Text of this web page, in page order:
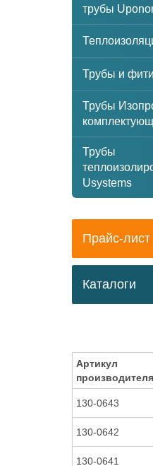
трубы
Трубы и
Трубы
Трубы
Usystems
Прайс-лист
Каталоги
Артикул
производителя
130-0643
130-0642
130-0641